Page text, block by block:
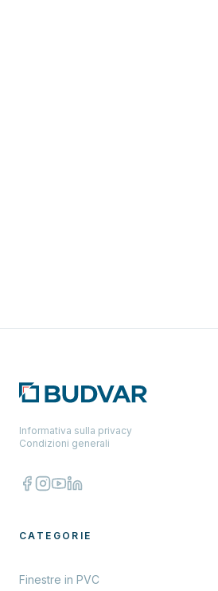
Informativa sulla privacy
Condizioni generali
CATEGORIE
Finestre in PVC